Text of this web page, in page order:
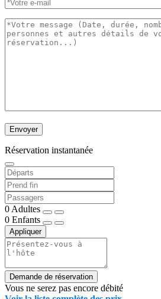
Réservation instantanée
0 Adultes
0 Enfants
Appliquer
Demande de réservation
Vous ne serez pas encore débité